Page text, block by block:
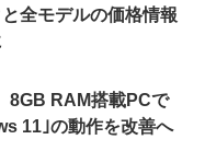
全モデルの価格情報
8GB RAM搭載PCで
11｣の動作を改善へ